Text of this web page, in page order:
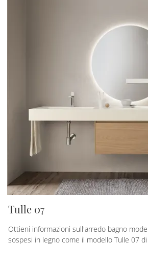
Tulle 07
Ottieni informazioni sull'arredo bagno
sospesi in legno come il modello Tulle 07